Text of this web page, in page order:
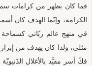
فما كان يظهر من كرامات
الكرامة، وإنّما الهدف كان
في منهج عالم ربّاني
مثلى، ولذا كان يهدف من إبراز
فكّ أسر مقيَّد بالأغلال